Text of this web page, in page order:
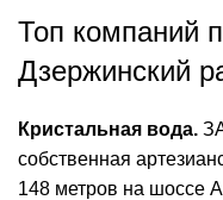
Топ компаний
Дзержинский
Кристальная вода.
собственная
148 метров на шоссе